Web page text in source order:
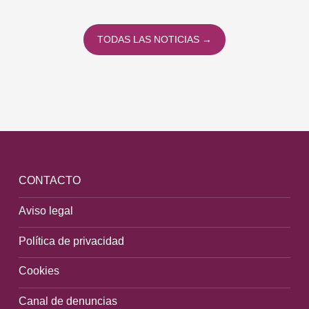
TODAS LAS NOTICIAS →
CONTACTO
Aviso legal
Política de privacidad
Cookies
Canal de denuncias